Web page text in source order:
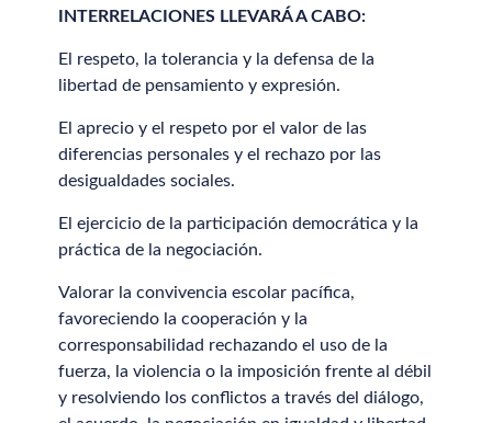
INTERRELACIONES LLEVARÁ A CABO:
El respeto, la tolerancia y la defensa de la
libertad de pensamiento y expresión.
El aprecio y el respeto por el valor de las
diferencias personales y el rechazo por las
desigualdades sociales.
El ejercicio de la participación democrática y la
práctica de la negociación.
Valorar la convivencia escolar pacífica,
favoreciendo la cooperación y la
corresponsabilidad rechazando el uso de la
fuerza, la violencia o la imposición frente al débil
y resolviendo los conflictos a través del diálogo,